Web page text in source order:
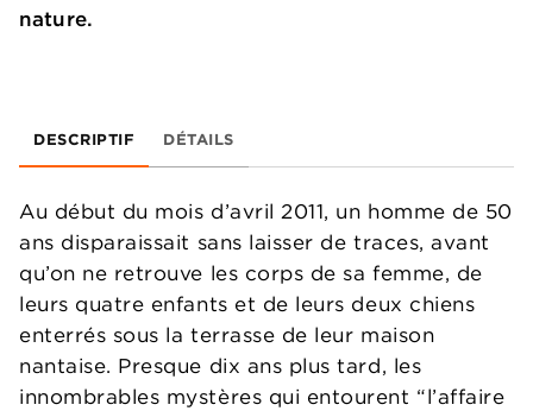
nature.
DESCRIPTIF DÉTAILS
Au début du mois d’avril 2011, un homme de 50
ans disparaissait sans laisser de traces, avant
qu’on ne retrouve les corps de sa femme, de
leurs quatre enfants et de leurs deux chiens
enterrés sous la terrasse de leur maison
nantaise. Presque dix ans plus tard, les
innombrables mystères qui entourent “l’affaire